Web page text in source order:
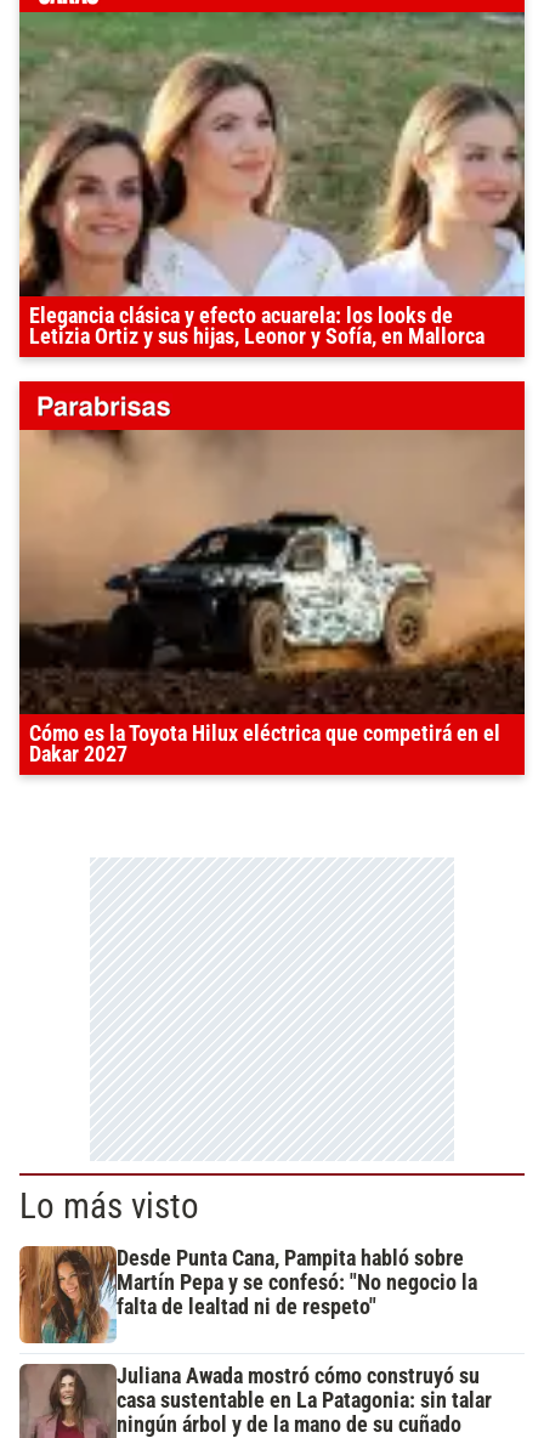
Elegancia clásica y efecto acuarela: los looks de
Letizia Ortiz y sus hijas, Leonor y Sofía, en Mallorca
Cómo es la Toyota Hilux eléctrica que competirá en el
Dakar 2027
Lo más visto
Desde Punta Cana, Pampita habló sobre
Martín Pepa y se confesó: "No negocio la
falta de lealtad ni de respeto"
Juliana Awada mostró cómo construyó su
casa sustentable en La Patagonia: sin talar
ningún árbol y de la mano de su cuñado